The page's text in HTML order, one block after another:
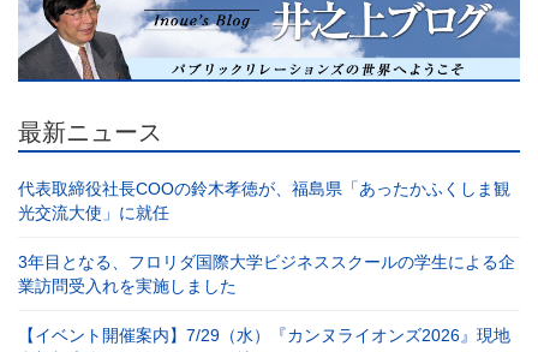
最新ニュース
代表取締役社長COOの鈴木孝徳が、福島県「あったかふくしま観
光交流大使」に就任
3年目となる、フロリダ国際大学ビジネススクールの学生による企
業訪問受入れを実施しました
【イベント開催案内】7/29（水）『カンヌライオンズ2026』現地